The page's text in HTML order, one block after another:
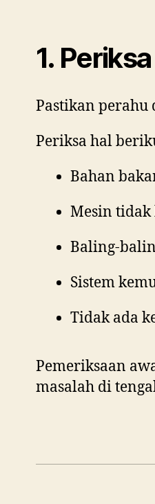
1.
Pastikan perahu
Periksa hal
Bahan
Mesin tidak
Baling-
Sistem
Tidak ada
Pemeriksaan
masalah di